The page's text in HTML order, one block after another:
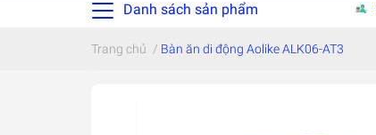
Danh sách sản phẩm
Trang chủ / Bàn ăn di động Aolike ALK06-AT3